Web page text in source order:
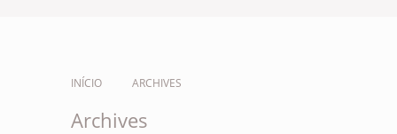
INÍCIO ARCHIVES
Archives